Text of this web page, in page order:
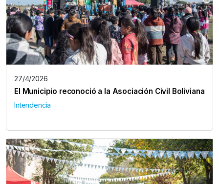
27/4/2026
El Municipio reconoció a la Asociación Civil Boliviana
Intendencia